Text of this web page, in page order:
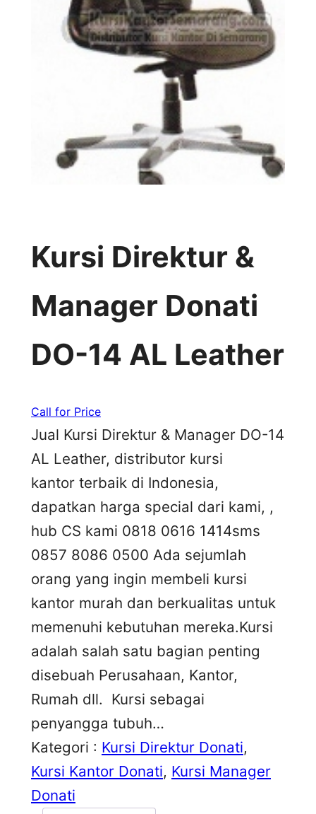
Kursi Direktur &
Manager Donati
DO-14 AL Leather
Call for Price
Jual Kursi Direktur & Manager DO-14
AL Leather, distributor kursi
kantor terbaik di Indonesia,
dapatkan harga special dari kami, ,
hub CS kami 0818 0616 1414sms
0857 8086 0500 Ada sejumlah
orang yang ingin membeli kursi
kantor murah dan berkualitas untuk
memenuhi kebutuhan mereka.Kursi
adalah salah satu bagian penting
disebuah Perusahaan, Kantor,
Rumah dll. Kursi sebagai
penyangga tubuh…
Kategori : Kursi Direktur Donati
Kursi Kantor Donati, Kursi Manager
Donati